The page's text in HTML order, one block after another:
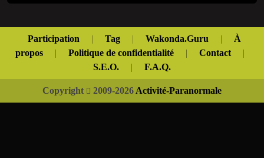
Participation | Tag | Wakonda.Guru |
À
propos
| Politique de confidentialité | Contact
|
S.E.O.
| F.A.Q.
Copyright 2009-2026Activité-Paranormale